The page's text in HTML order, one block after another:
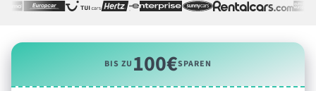
BIS ZU100€SPAREN